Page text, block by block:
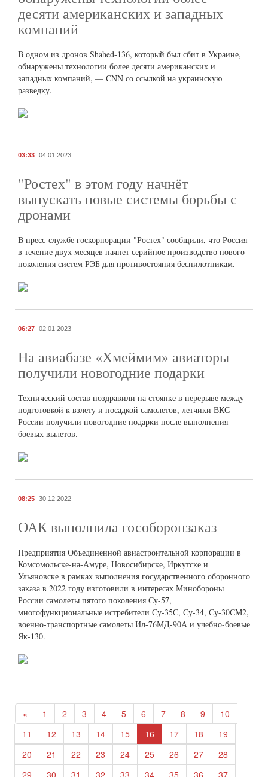
десяти американских и западных
компаний
В одном из дронов Shahed-136, который был сбит в Украине,
обнаружены технологии более десяти американских и
западных компаний, — CNN со ссылкой на украинскую
разведку.
03:33 04.01.2023
"Ростех" в этом году начнёт
выпускать новые системы борьбы с
дронами
В пресс-службе госкорпорации "Ростех" сообщили, что Россия
в течение двух месяцев начнет серийное производство нового
поколения систем РЭБ для противостояния беспилотникам.
06:27 02.01.2023
На авиабазе «Хмеймим» авиаторы
получили новогодние подарки
Технический состав поздравили на стоянке в перерыве между
подготовкой к взлету и посадкой самолетов, летчики ВКС
России получили новогодние подарки после выполнения
боевых вылетов.
08:25 30.12.2022
ОАК выполнила гособоронзаказ
Предприятия Объединенной авиастроительной корпорации в
Комсомольске-на-Амуре, Новосибирске, Иркутске и
Ульяновске в рамках выполнения государственного оборонного
заказа в 2022 году изготовили в интересах Минобороны
России самолеты пятого поколения Су-57,
многофункциональные истребители Су-35С, Су-34, Су-30СМ2,
военно-транспортные самолеты Ил-76МД-90А и учебно-боевые
Як-130.
« 1 2 3 4 5 6 7 8 9
10
11
12 13 14 15 16 17 18
19
20
21 22 23 24 25 26 27
28